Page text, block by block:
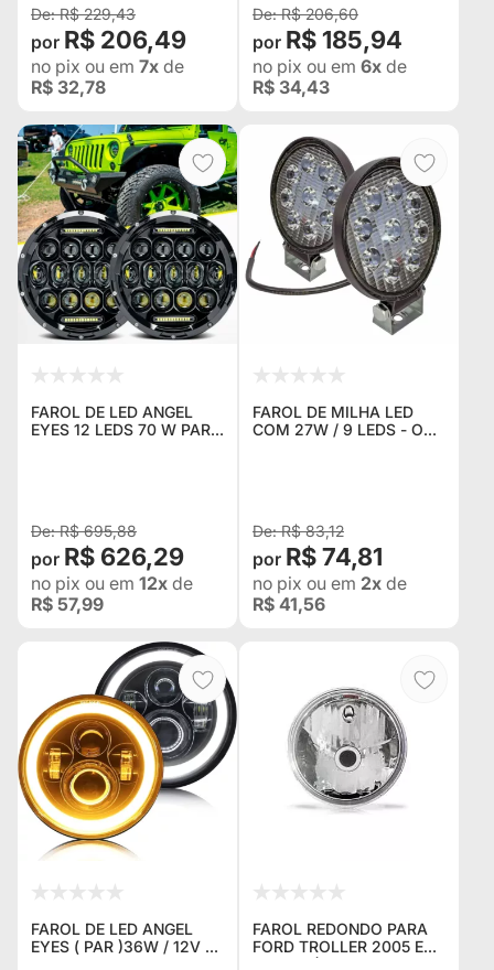
R$ 229,43
R$ 206,49
no pix ou em 7x de
R$ 32,78
R$ 206,60
R$ 185,94
no pix ou em 6x de
R$ 34,43
FAROL DE LED ANGEL
EYES 12 LEDS 70 W PARA
R$ 695,88
R$ 626,29
no pix ou em 12x de
R$ 57,99
FAROL DE MILHA LED
COM 27W / 9 LEDS - O
R$ 83,12
R$ 74,81
no pix ou em 2x de
R$ 41,56
FAROL DE LED ANGEL
EYES ( PAR )36W / 12V -
FAROL REDONDO PARA
FORD TROLLER 2005 EM
DIANTE (SEM